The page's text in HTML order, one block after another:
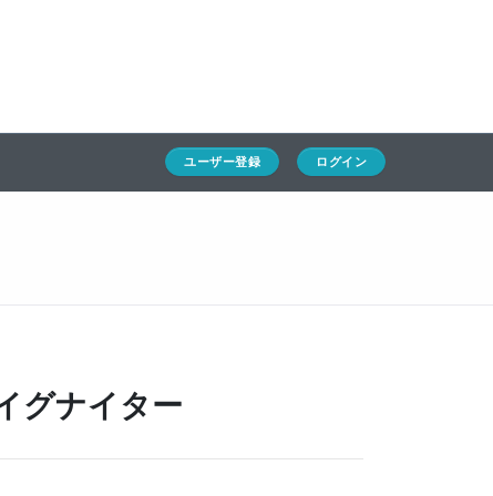
ユーザー登録 ログイン
グナイター
求人一覧
通関Ｑ＆Ａ